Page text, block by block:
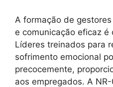
A formação de
e comunicação eficaz
Líderes treinados para
sofrimento emocional
precocemente,
aos empregados. A